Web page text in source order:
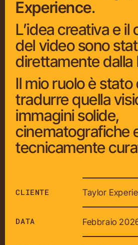
CLIENTE Taylor
DATA Febbraio
Experience.
L’idea creativa e il
del video sono
direttamente dalla
Il mio ruolo è stato
tradurre quella
immagini solide,
cinematografiche
tecnicamente